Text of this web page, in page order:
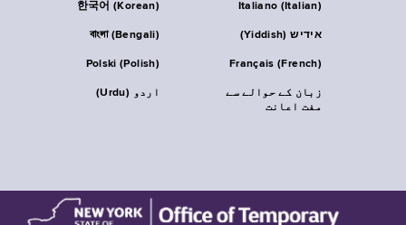
한국어 (Korean) Italiano (Italian)
বাংলা (Bengali) אידיש (Yiddish)
Polski (Polish) Français (French)
اردو (Urdu)
زبان کے حوالے سے
مفت اعانت